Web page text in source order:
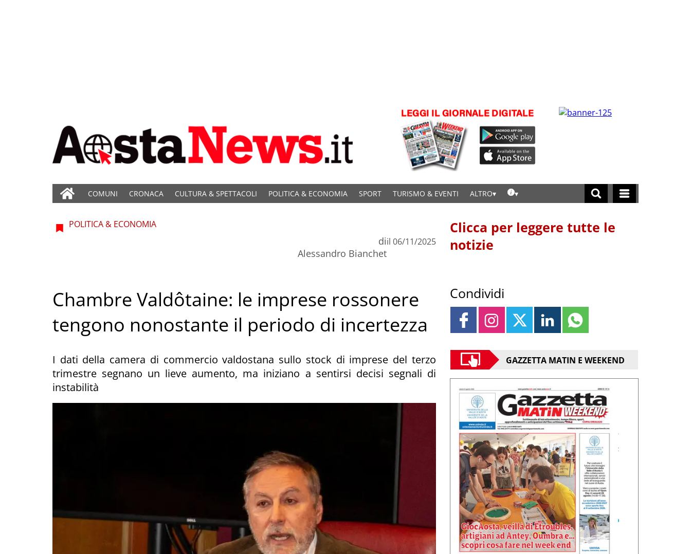
COMUNI CRONACA CULTURA & SPETTACOLI POLITICA & ECONOMIA SPORT TURISMO & EVENTI ALTRO
POLITICA & ECONOMIA
di
Alessandro Bianchet
il 06/11/2025
Chambre Valdôtaine: le imprese rossonere
tengono nonostante il periodo di incertezza
I dati della camera di commercio valdostana sullo stock di imprese del terzo
trimestre segnano un lieve aumento, ma iniziano a sentirsi decisi segnali di
instabilità
Clicca per leggere tutte le
notizie
Condividi
GAZZETTA MATIN E WEEKEND